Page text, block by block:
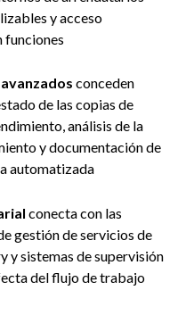
y acceso
funciones
conceden
de las copias de
análisis de la
y documentación de
automatizada
conecta con las
gestión de servicios de
y sistemas de supervisión
del flujo de trabajo